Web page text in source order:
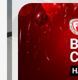
День
ДАРИМ